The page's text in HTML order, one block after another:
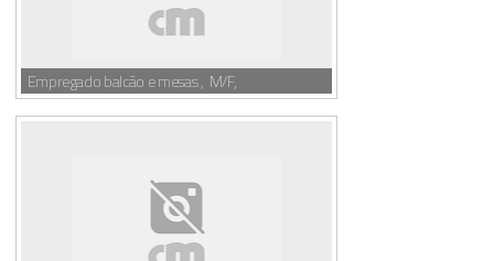
Empregado balcão e mesas , M/F,